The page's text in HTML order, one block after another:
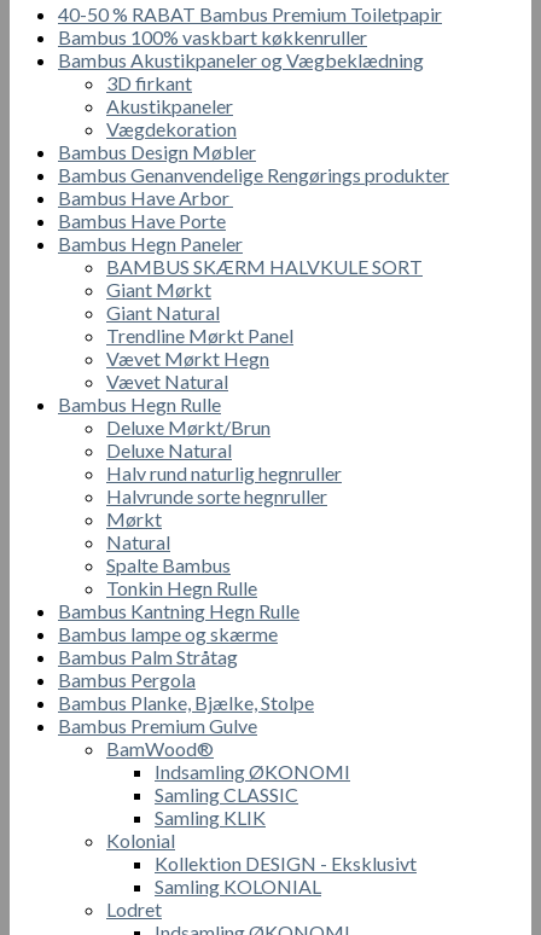
40-50 % RABAT Bambus Premium Toiletpapir
Bambus 100% vaskbart køkkenruller
Bambus Akustikpaneler og Vægbeklædning
3D firkant
Akustikpaneler
Vægdekoration
Bambus Design Møbler
Bambus Genanvendelige Rengørings produkter
Bambus Have Arbor
Bambus Have Porte
Bambus Hegn Paneler
BAMBUS SKÆRM HALVKULE SORT
Giant Mørkt
Giant Natural
Trendline Mørkt Panel
Vævet Mørkt Hegn
Vævet Natural
Bambus Hegn Rulle
Deluxe Mørkt/Brun
Deluxe Natural
Halv rund naturlig hegnruller
Halvrunde sorte hegnruller
Mørkt
Natural
Spalte Bambus
Tonkin Hegn Rulle
Bambus Kantning Hegn Rulle
Bambus lampe og skærme
Bambus Palm Stråtag
Bambus Pergola
Bambus Planke, Bjælke, Stolpe
Bambus Premium Gulve
BamWood®
Indsamling ØKONOMI
Samling CLASSIC
Samling KLIK
Kolonial
Kollektion DESIGN - Eksklusivt
Samling KOLONIAL
Lodret